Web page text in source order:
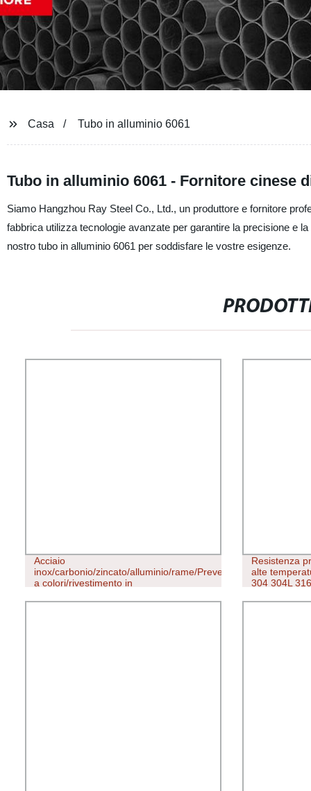
Casa Tubo in alluminio 6061
Tubo in alluminio 6061 - Fornitore cinese
Siamo Hangzhou Ray Steel Co., Ltd., un produttore e fornitore
fabbrica utilizza tecnologie avanzate per garantire la precisione e
nostro tubo in alluminio 6061 per soddisfare le vostre esigenze.
Acciaio
inox/carbonio/zincato/alluminio/rame/Preverniciato/ferro/
a colori/rivestimento in
a freddo/304/Prezzo
Resistenza
alte
304 304L